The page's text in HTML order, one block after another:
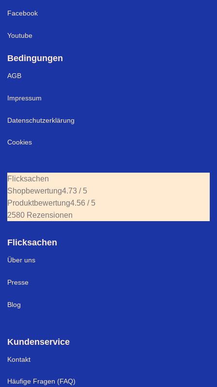
Facebook
Youtube
Bedingungen
AGB
Impressum
Datenschutzerklärung
Cookies
Flicksachen
Shopbewertung4.73 / 5
Produktbewertung4.56 / 5
2580 Rezensionen
Flicksachen
Über uns
Presse
Blog
Kundenservice
Kontakt
Häufige Fragen (FAQ)